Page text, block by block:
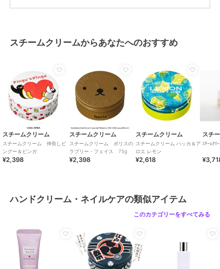
スチームクリームからあなたへのおすすめ
スチームクリーム
スチームクリーム 仲良しピ
ングー＆ピンガ
¥2,398
スチームクリーム
スチームクリーム ボリスの
ラブリー・フェイス 75g
¥2,398
スチームクリーム
スチームクリーム ハッカ＆ア
ロエ レモン
¥2,618
スチ
ｽﾁｰﾑｸﾘ
ハンドクリーム・ネイルケアの類似アイテム
このカテゴリーをすべてみる